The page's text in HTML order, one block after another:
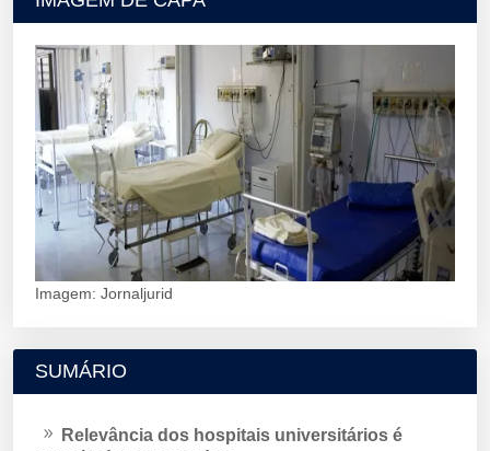
Imagem: Jornaljurid
SUMÁRIO
Relevância dos hospitais universitários é